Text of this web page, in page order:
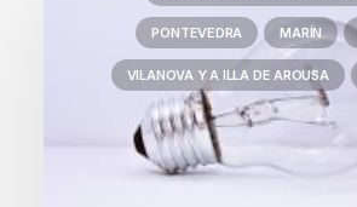
PONTEVEDRA MARÍN
VILANOVA Y A ILLA DE AROUSA